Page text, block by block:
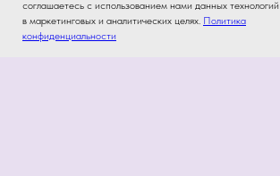
соглашаетесь с использованием нами данных технологий
в маркетинговых и аналитических целях. Политика
конфиденциальности